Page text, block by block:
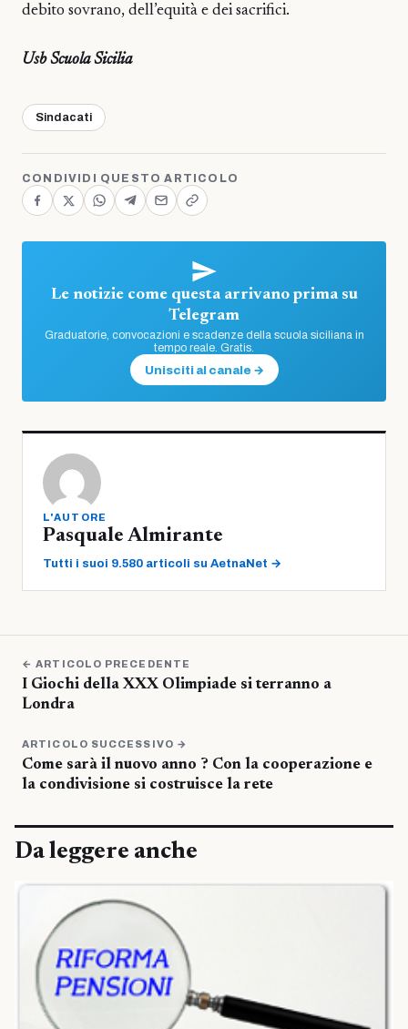
debito sovrano, dell’equità e dei sacrifici.
Usb Scuola Sicilia
Sindacati
CONDIVIDI QUESTO ARTICOLO
Le notizie come questa arrivano prima su
Telegram
Graduatorie, convocazioni e scadenze della scuola siciliana in
tempo reale. Gratis.
Unisciti al canale →
L'AUTORE
Pasquale Almirante
Tutti i suoi 9.580 articoli su AetnaNet →
← ARTICOLO PRECEDENTE
I Giochi della XXX Olimpiade si terranno a
Londra
ARTICOLO SUCCESSIVO →
Come sarà il nuovo anno ? Con la cooperazione e
la condivisione si costruisce la rete
Da leggere anche